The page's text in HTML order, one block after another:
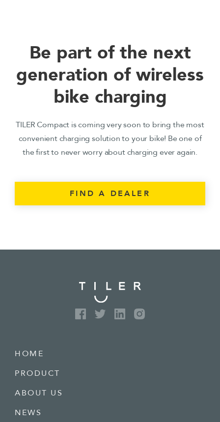
Be part of the next
generation of wireless
bike charging
TILER Compact is coming very soon to bring the most
convenient charging solution to your bike! Be one of
the first to never worry about charging ever again.
FIND A DEALER
HOME
PRODUCT
ABOUT US
NEWS